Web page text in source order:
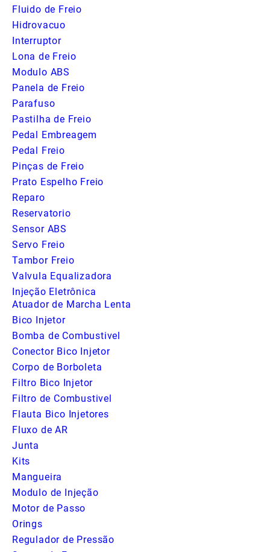
Fluido de Freio
Hidrovacuo
Interruptor
Lona de Freio
Modulo ABS
Panela de Freio
Parafuso
Pastilha de Freio
Pedal Embreagem
Pedal Freio
Pinças de Freio
Prato Espelho Freio
Reparo
Reservatorio
Sensor ABS
Servo Freio
Tambor Freio
Valvula Equalizadora
Injeção Eletrônica
Atuador de Marcha Lenta
Bico Injetor
Bomba de Combustivel
Conector Bico Injetor
Corpo de Borboleta
Filtro Bico Injetor
Filtro de Combustivel
Flauta Bico Injetores
Fluxo de AR
Junta
Kits
Mangueira
Modulo de Injeção
Motor de Passo
Orings
Regulador de Pressão